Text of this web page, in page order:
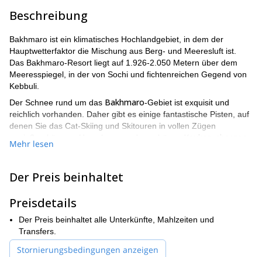
Beschreibung
Bakhmaro ist ein klimatisches Hochlandgebiet, in dem der
Hauptwetterfaktor die Mischung aus Berg- und Meeresluft ist.
Das Bakhmaro-Resort liegt auf 1.926-2.050 Metern über dem
Meeresspiegel, in der von Sochi und fichtenreichen Gegend von
Kebbuli.
Der Schnee rund um das Bakhmaro-Gebiet ist exquisit und
reichlich vorhanden. Daher gibt es einige fantastische Pisten, auf
denen Sie das Cat-Skiing und Skitouren in vollen Zügen
können Sie auch einige wirklich großartige Ausblicke genießen.
dort werden Sie nach Bakhmaro transferiert, wo Sie die Pisten
Reise. Am Tag 1 holen wir Sie am Flughafen Kutaisi ab,
Sicherheitsunterweisung. Von Tag 2 bis 7 gehen wir je nach
Wetter- und Schneebedingungen Freeriden. Wir führen Sie durch
die großzügigen Pisten und zeigen Ihnen die besten Spots für
Mehr lesen
Der Preis beinhaltet
Preisdetails
Der Preis beinhaltet alle Unterkünfte, Mahlzeiten und
Transfers.
Stornierungsbedingungen anzeigen